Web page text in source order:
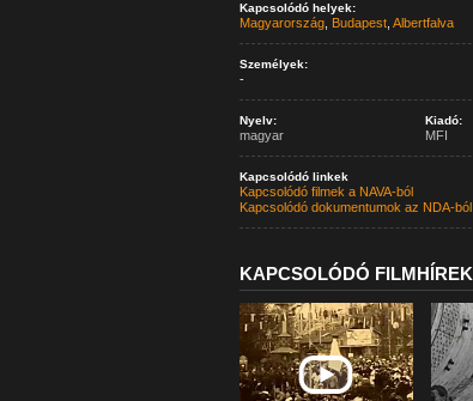
Kapcsolódó helyek:
Magyarország, Budapest, Albertfalva
Személyek:
-
Nyelv:
magyar
Kiadó:
MFI
Kapcsolódó linkek
Kapcsolódó filmek a NAVA-ból
Kapcsolódó dokumentumok az NDA-ból
KAPCSOLÓDÓ FILMHÍREK